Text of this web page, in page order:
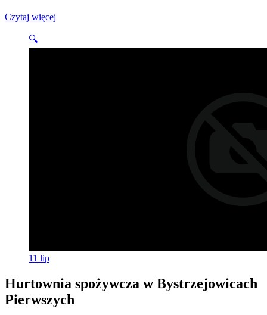
Czytaj więcej
🔍
11 lip
Hurtownia spożywcza w Bystrzejowicach
Pierwszych